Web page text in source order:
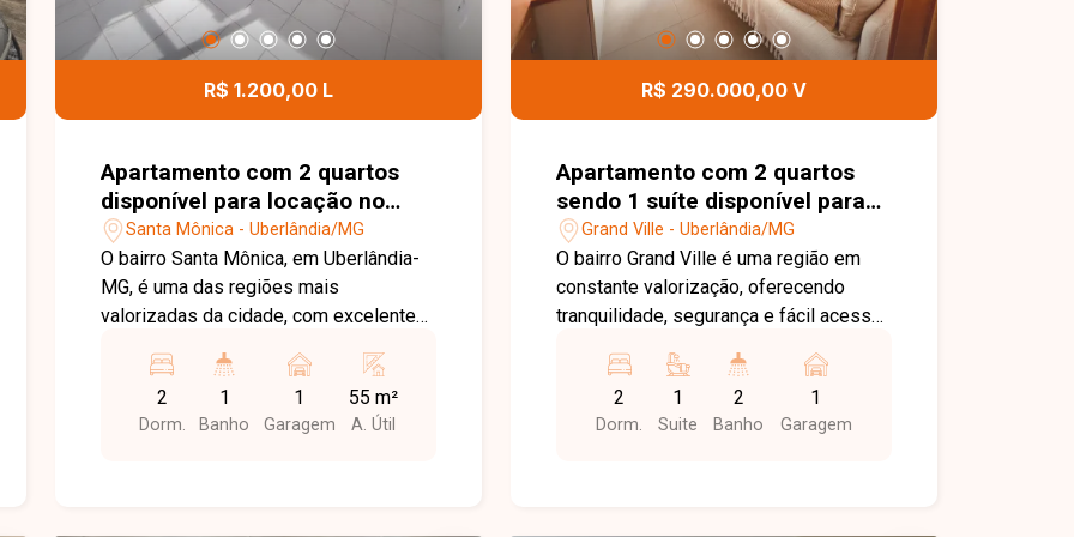
para mais informações e agende uma
visita para conhecer esta excelente
R$ 1.200,00 L
Apartamento com 2 quartos
disponível para locação no
bairro Santa Mônica em
Uberlândia-MG
Santa Mônica - Uberlândia/MG
O bairro Santa Mônica, em Uberlândia-
MG, é uma das regiões mais
valorizadas da cidade, com excelente
principais avenidas. Próximo à UFU,
supermercados, escolas, farmácias,
restaurantes e diversos comércios,
2
Dorm.
1
Banho
1
Garagem
55 m²
A. Útil
R$ 290.000,00 V
Apartamento com 2 quartos
sendo 1 suíte disponível para
venda no bairro Grand Ville em
Uberlândia-MG
Grand Ville - Uberlândia/MG
O bairro Grand Ville é uma região em
constante valorização, oferecendo
tranquilidade, segurança e fácil acesso
Próximo a supermercados, escolas,
farmácias, comércios e diversos
serviços, proporciona praticidade e
2
Dorm.
1
Suite
2
Banho
1
Garagem